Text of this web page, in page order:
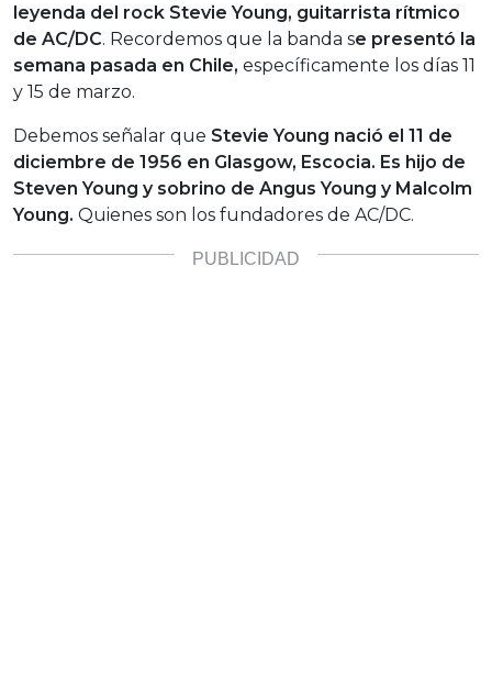
leyenda del rock Stevie Young, guitarrista rítmico
de AC/DC. Recordemos que la banda se presentó la
semana pasada en Chile, específicamente los días 11
y 15 de marzo.
Debemos señalar que Stevie Young nació el 11 de
diciembre de 1956 en Glasgow, Escocia. Es hijo de
Steven Young y sobrino de Angus Young y Malcolm
Young. Quienes son los fundadores de AC/DC.